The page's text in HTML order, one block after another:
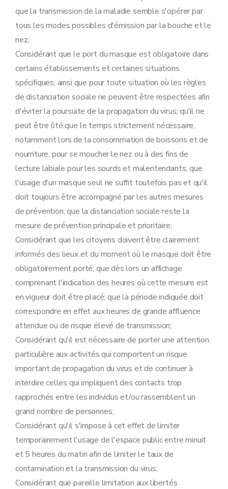
que la transmission de la maladie semble s'opérer par
tous les modes possibles d'émission par la bouche et le
nez;
Considérant que le port du masque est obligatoire dans
certains établissements et certaines situations
spécifiques, ainsi que pour toute situation où les règles
de distanciation sociale ne peuvent être respectées afin
d'éviter la poursuite de la propagation du virus; qu'il ne
peut être ôté que le temps strictement nécessaire,
notamment lors de la consommation de boissons et de
nourriture, pour se moucher le nez ou à des fins de
lecture labiale pour les sourds et malentendants; que
l'usage d'un masque seul ne suffit toutefois pas et qu'il
doit toujours être accompagné par les autres mesures
de prévention; que la distanciation sociale reste la
mesure de prévention principale et prioritaire;
Considérant que les citoyens doivent être clairement
informés des lieux et du moment où le masque doit être
obligatoirement porté; que dès lors un affichage
comprenant l'indication des heures où cette mesure est
en vigueur doit être placé; que la période indiquée doit
correspondre en effet aux heures de grande affluence
attendue ou de risque élevé de transmission;
Considérant qu'il est nécessaire de porter une attention
particulière aux activités qui comportent un risque
important de propagation du virus et de continuer à
interdire celles qui impliquent des contacts trop
rapprochés entre les individus et/ou rassemblent un
grand nombre de personnes;
Considérant qu'il s'impose à cet effet de limiter
temporairement l'usage de l'espace public entre minuit
et 5 heures du matin afin de limiter le taux de
contamination et la transmission du virus;
Considérant que pareille limitation aux libertés